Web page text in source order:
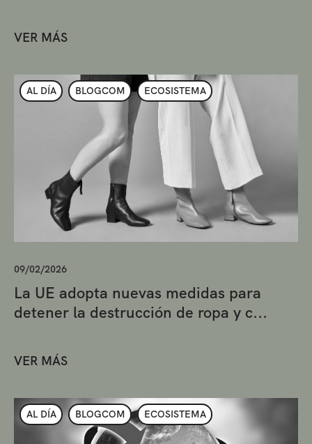
VER MÁS
AL DÍA BLOGCOM ECOSISTEMA
09/02/2026
La UE adopta nuevas medidas para
detener la destrucción de ropa y c...
VER MÁS
AL DÍA BLOGCOM ECOSISTEMA